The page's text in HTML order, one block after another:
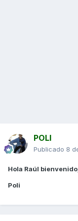
POLI
Publicado 8
Hola Raúl
Poli